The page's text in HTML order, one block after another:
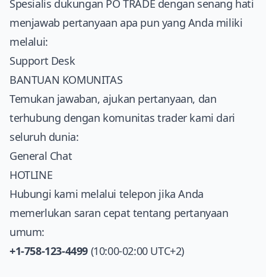
Spesialis dukungan PO TRADE dengan senang hati
menjawab pertanyaan apa pun yang Anda miliki
melalui:
Support Desk
BANTUAN KOMUNITAS
Temukan jawaban, ajukan pertanyaan, dan
terhubung dengan komunitas trader kami dari
seluruh dunia:
General Chat
HOTLINE
Hubungi kami melalui telepon jika Anda
memerlukan saran cepat tentang pertanyaan
umum:
+1-758-123-4499 (10:00-02:00 UTC+2)